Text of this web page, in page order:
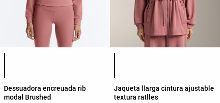
Llista de colors del producte
Dessuadora encreuada rib
modal Brushed
Llista de colors del producte
Jaqueta llarga cintura ajustable
textura ratlles